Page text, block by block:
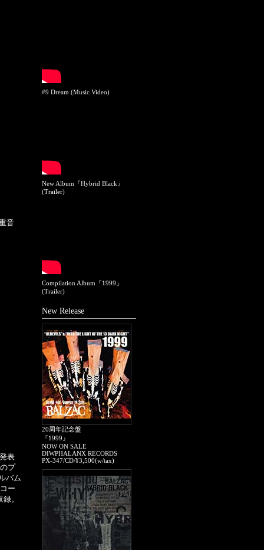
音
表
プ
バム
ー
。
#9 Dream (Music Video)
New Album『Hybrid Black』
(Trailer)
Compilation Album『1999』
(Trailer)
New Release
20周年記念盤
『1999』
NOW ON SALE
DIWPHALANX RECORDS
PX-347/CD/¥3,500(w/tax)